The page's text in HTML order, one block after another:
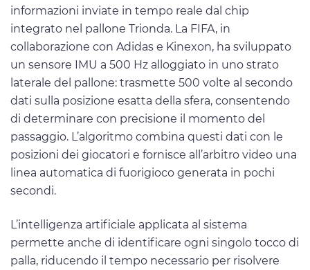
informazioni inviate in tempo reale dal chip
integrato nel pallone Trionda. La FIFA, in
collaborazione con Adidas e Kinexon, ha sviluppato
un sensore IMU a 500 Hz alloggiato in uno strato
laterale del pallone: trasmette 500 volte al secondo
dati sulla posizione esatta della sfera, consentendo
di determinare con precisione il momento del
passaggio. L’algoritmo combina questi dati con le
posizioni dei giocatori e fornisce all’arbitro video una
linea automatica di fuorigioco generata in pochi
secondi.
L’intelligenza artificiale applicata al sistema
permette anche di identificare ogni singolo tocco di
palla, riducendo il tempo necessario per risolvere